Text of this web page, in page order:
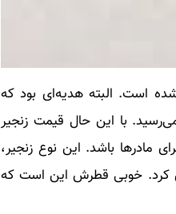
است. البته هدیه‌ای بود که
با این حال قیمت زنجیر
باشد. این نوع زنجیر،
کرد. خوبی قطرش این است که